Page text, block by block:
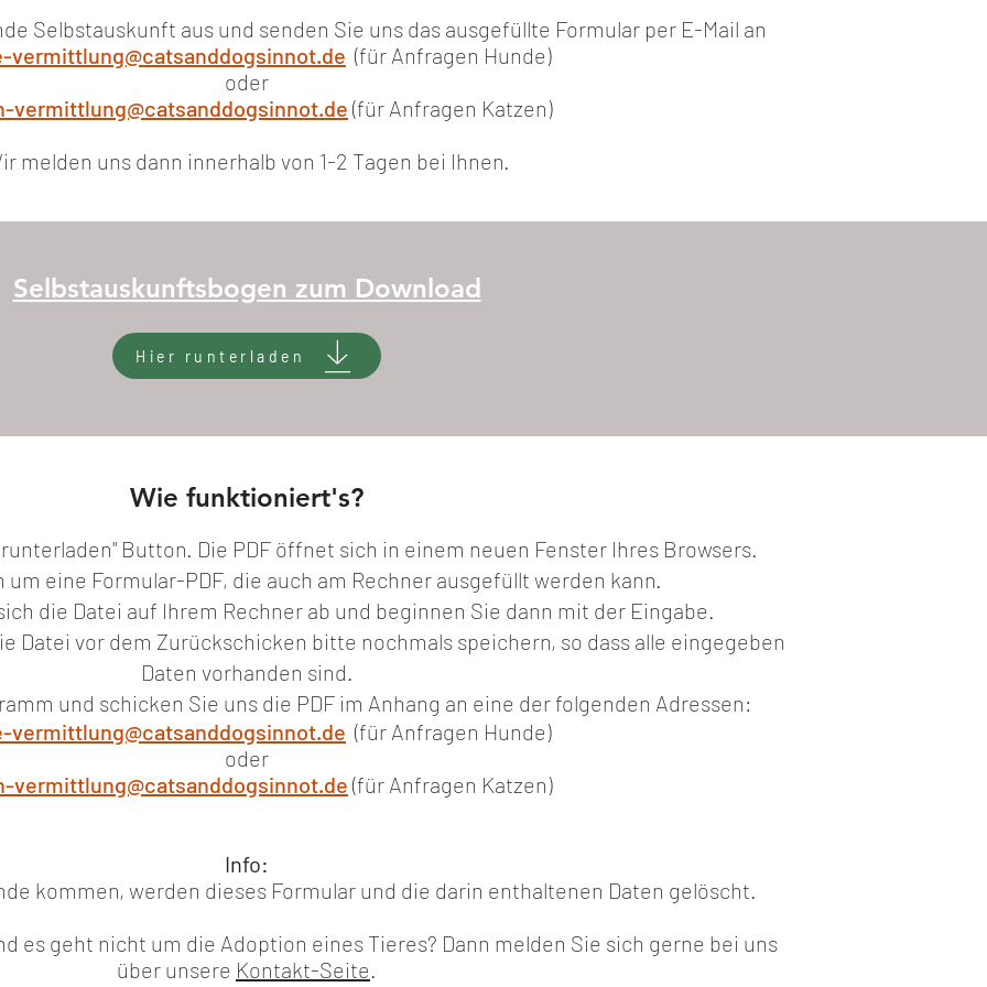
Selbstauskunft aus und senden Sie uns das ausgefüllte Formular per E-Mail an
vermittlung@catsanddogsinnot.de (für Anfragen Hunde)
oder
vermittlung@catsanddogsinnot.de (für Anfragen Katzen)
melden uns dann innerhalb von 1-2 Tagen bei Ihnen.
Selbstauskunftsbogen zum Download
Hier runterladen
Wie funktioniert's?
Button. Die PDF öffnet sich in einem neuen Fenster Ihres Browsers.
um eine Formular-PDF, die auch am Rechner ausgefüllt werden kann.
die Datei auf Ihrem Rechner ab und beginnen Sie dann mit der Eingabe.
Datei vor dem Zurückschicken bitte nochmals speichern, so dass alle eingegeben
Daten vorhanden sind.
und schicken Sie uns die PDF im Anhang an eine der folgenden Adressen:
vermittlung@catsanddogsinnot.de (für Anfragen Hunde)
oder
vermittlung@catsanddogsinnot.de (für Anfragen Katzen)
Info:
kommen, werden dieses Formular und die darin enthaltenen Daten gelöscht.
es geht nicht um die Adoption eines Tieres? Dann melden Sie sich gerne bei uns
über unsere Kontakt-Seite.